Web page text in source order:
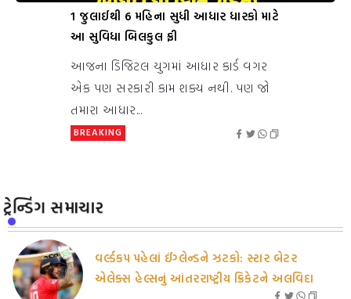
1 જુલાઈથી 6 મહિના સુધી આધાર ધારકો માટે
આ સુવિધા બિલકુલ ફ્રી
આજના ડિજિટલ યુગમાં આધાર કાર્ડ વગર
એક પણ સરકારી કામ શક્ય નથી. પણ જો
તમારા આધાર...
BREAKING
ટ્રેન્ડિંગ સમાચાર
વર્લ્ડકપ પહેલાં ઈંગ્લેન્ડને ઝટકો: સ્ટાર બેટર
એલેક્સ હેલ્સનું આંતરરાષ્ટ્રીય ક્રિકેટને અલવિદા